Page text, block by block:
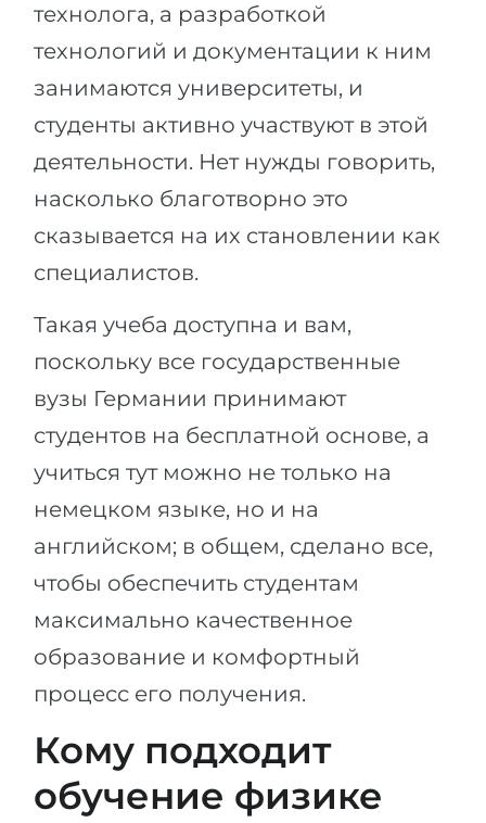
технолога, а разработкой
технологий и документации к ним
занимаются университеты, и
студенты активно участвуют в этой
деятельности. Нет нужды говорить,
насколько благотворно это
сказывается на их становлении как
специалистов.
Такая учеба доступна и вам,
поскольку все государственные
вузы Германии принимают
студентов на бесплатной основе, а
учиться тут можно не только на
немецком языке, но и на
английском; в общем, сделано все,
чтобы обеспечить студентам
максимально качественное
образование и комфортный
процесс его получения.
Кому подходит
обучение физике